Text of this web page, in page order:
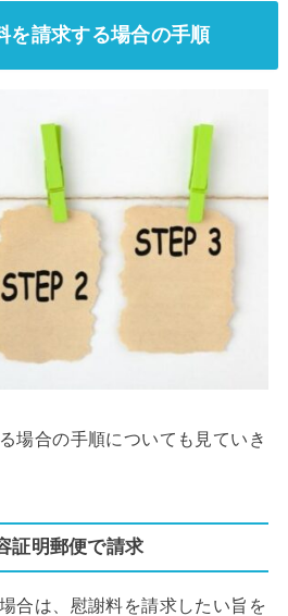
を請求する場合の手順
場合の手順についても見ていき
証明郵便で請求
合は、慰謝料を請求したい旨を